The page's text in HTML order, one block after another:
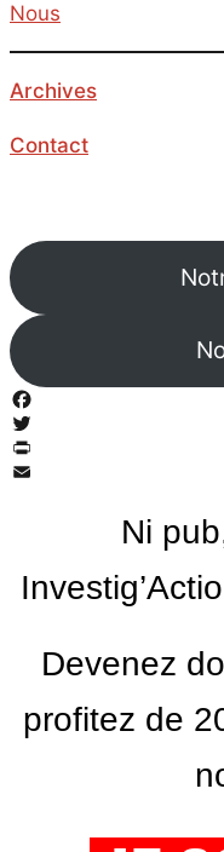
Nous
Archives
Contact
Facebook
Twitter
PrintFriendly
Ni
Devenez
profitez de